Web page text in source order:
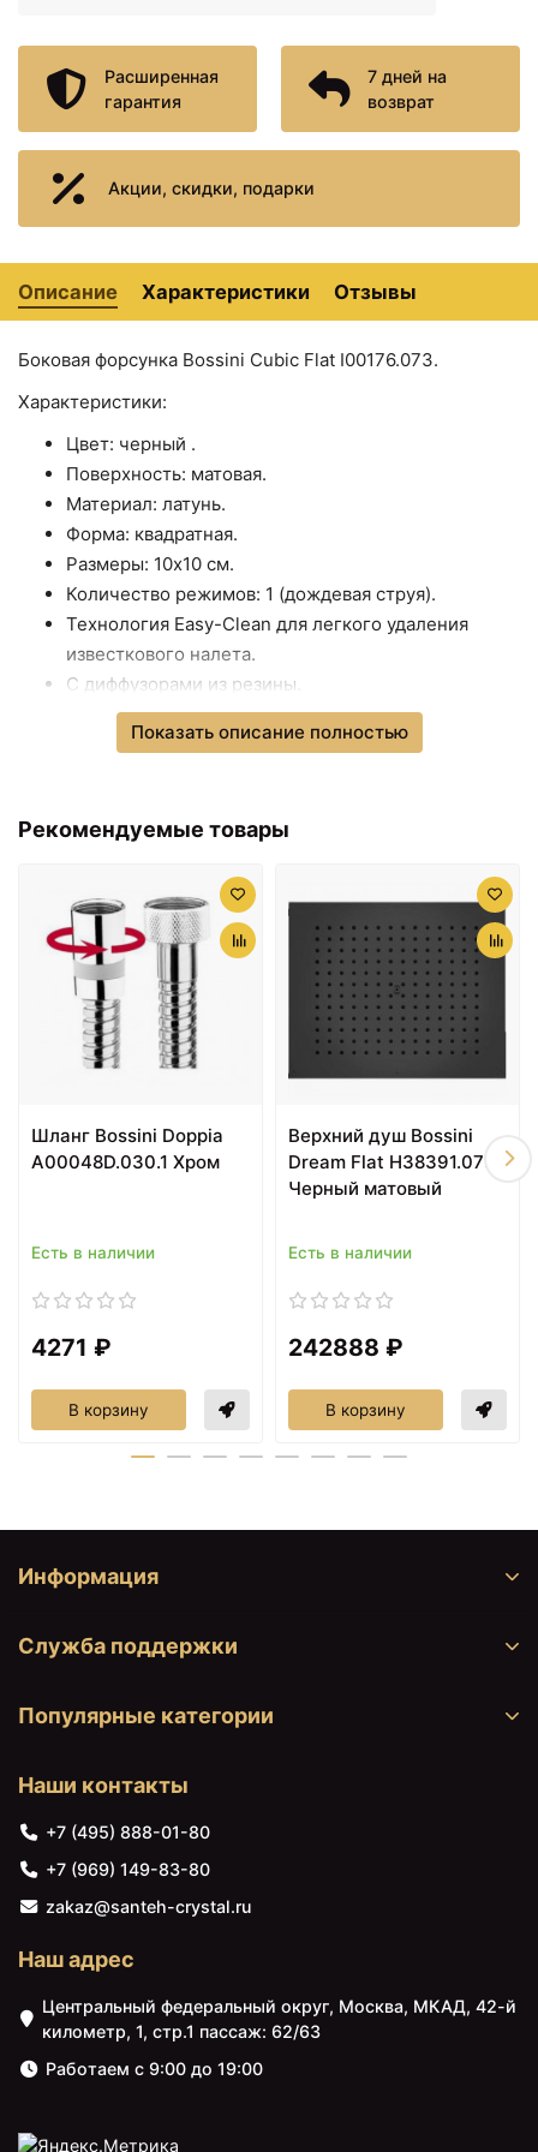
Стакан для зубных щеток AM
PM Gem A9034300
+3790
₽
Стакан для зубных щеток
Haiba HB8406-4 Бронза
+1185
₽
Стакан для зубных щеток
Haiba HB8406-7 Черный
Kaiser KH-1705
+621 ₽ < >
Сушилка для белья Fixsen
< >
Расширенная
гарантия
7 дней на
возврат
Акции, скидки, подарки
Описание Характеристики Отзывы
Боковая форсунка Bossini Cubic Flat I00176.073.
Характеристики:
Цвет: черный .
Поверхность: матовая.
Материал: латунь.
Форма: квадратная.
Размеры: 10x10 см.
Количество режимов: 1 (дождевая струя).
Технология Easy-Clean для легкого удаления
известкового налета.
С диффузорами из резины.
Стандарт подводки: G1/2.
Монтаж: на стену.
В комплекте поставки:
Показать описание полностью
Рекомендуемые товары
Шланг Bossini Doppia
A00048D.030.1 Хром
Есть в наличии
4271 ₽
В корзину
Верхний душ Bossini
Dream Flat H38391.073
Черный матовый
Есть в наличии
242888 ₽
В корзину
Информация
Служба поддержки
Популярные категории
Наши контакты
+7 (495) 888-01-80
+7 (969) 149-83-80
zakaz@santeh-crystal.ru
Наш адрес
Центральный федеральный округ, Москва, МКАД, 42-й
километр, 1, стр.1 пассаж: 62/63
Работаем с 9:00 до 19:00